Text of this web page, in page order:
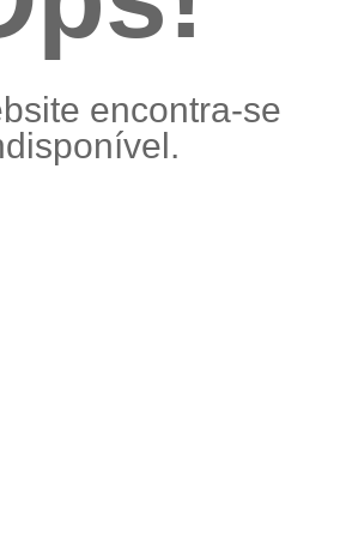
encontra-se